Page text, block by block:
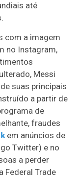
até
com a imagem
no Instagram,
Messi
suas principais
a partir de
de
fraudes
em anúncios de
Twitter) e no
a perder
Federal Trade